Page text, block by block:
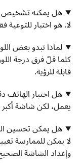
هل يمكنه
لا. هو اختبار
لماذا تبدو بعض
كلما قلّ فرق درجة
قابلة للرؤية.
هل اختبار الهاتف
يعمل، لكن شاشة أكبر
هل يمكن تحسين
لا يمكن للممارسة
وإعداد الشاشة